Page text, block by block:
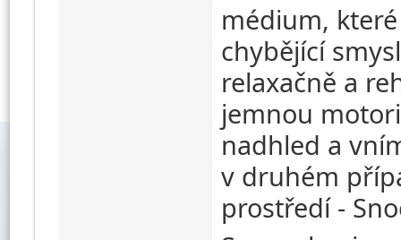
médium,
chybějící
relaxačně a
jemnou
nadhled a
v druhém
prostředí -